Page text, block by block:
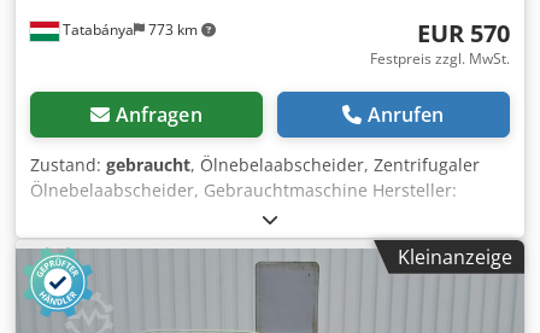
Tatabánya 773 km EUR 570
Festpreis zzgl. MwSt.
Anfragen Anrufen
Zustand: gebraucht, Ölnebelaabscheider, Zentrifugaler
Ölnebelaabscheider, Gebrauchtmaschine Hersteller:
Innovations-Center Typ: Eonag 3000 Baujahr: 2010
Gesamtabmessungen: 1000 x 570 x 1750 mm Crjdpfx Aeyn
Rkuoc Eef Elektrische Daten: 400 V; 50 Hz; 2,2 kW * 4000
m³/h * 84 dBA * 2800 L/min
Kleinanzeige